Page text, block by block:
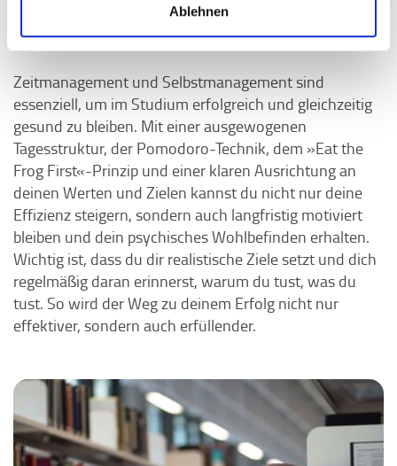
Ablehnen
Aufrechterhalten deiner Motivation
Zeitmanagement und Selbstmanagement sind
essenziell, um im Studium erfolgreich und gleichzeitig
gesund zu bleiben. Mit einer ausgewogenen
Tagesstruktur, der Pomodoro-Technik, dem »Eat the
Frog First«-Prinzip und einer klaren Ausrichtung an
deinen Werten und Zielen kannst du nicht nur deine
Effizienz steigern, sondern auch langfristig motiviert
bleiben und dein psychisches Wohlbefinden erhalten.
Wichtig ist, dass du dir realistische Ziele setzt und dich
regelmäßig daran erinnerst, warum du tust, was du
tust. So wird der Weg zu deinem Erfolg nicht nur
effektiver, sondern auch erfüllender.